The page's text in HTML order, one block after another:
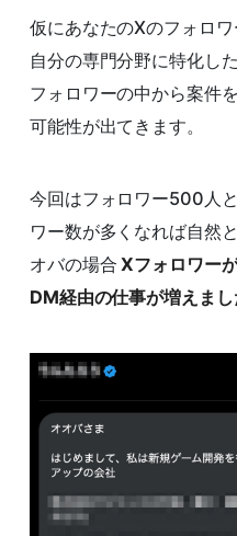
仮にあなたのXのフォロ
自分の専門分野に特化し
フォロワーの中から案件
可能性が出てきます。
今回はフォロワー500人
ワー数が多くなれば自然
オバの場合Xフォロワー
DM経由の仕事が増えまし